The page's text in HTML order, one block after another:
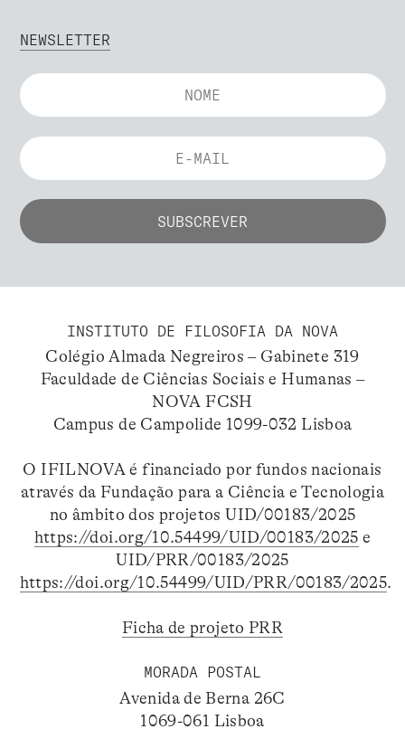
NEWSLETTER
INSTITUTO DE FILOSOFIA DA NOVA
Colégio Almada Negreiros – Gabinete 319
Faculdade de Ciências Sociais e Humanas –
NOVA FCSH
Campus de Campolide 1099-032 Lisboa
O IFILNOVA é financiado por fundos nacionais
através da Fundação para a Ciência e Tecnologia
no âmbito dos projetos UID/00183/2025
https://doi.org/10.54499/UID/00183/2025 e
UID/PRR/00183/2025
https://doi.org/10.54499/UID/PRR/00183/2025.
Ficha de projeto PRR
MORADA POSTAL
Avenida de Berna 26C
1069-061 Lisboa